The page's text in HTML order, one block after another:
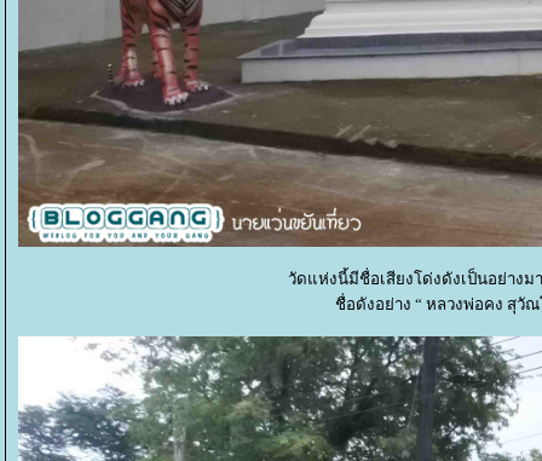
วัดแห่งนี้มีชื่อเสียงโด่งดังเป็นอย่างม
ชื่อดังอย่าง “ หลวงพ่อคง สุวั